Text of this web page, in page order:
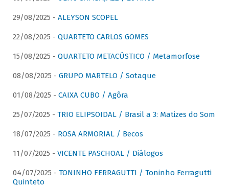
29/08/2025 - ALEYSON SCOPEL
22/08/2025 - QUARTETO CARLOS GOMES
15/08/2025 - QUARTETO METACÚSTICO / Metamorfose
08/08/2025 - GRUPO MARTELO / Sotaque
01/08/2025 - CAIXA CUBO / Agôra
25/07/2025 - TRIO ELIPSOIDAL / Brasil a 3: Matizes do Som
18/07/2025 - ROSA ARMORIAL / Becos
11/07/2025 - VICENTE PASCHOAL / Diálogos
04/07/2025 - TONINHO FERRAGUTTI / Toninho Ferragutti
Quinteto